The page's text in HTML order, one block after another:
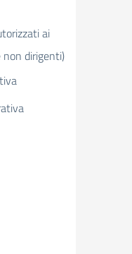
ai
dirigenti)